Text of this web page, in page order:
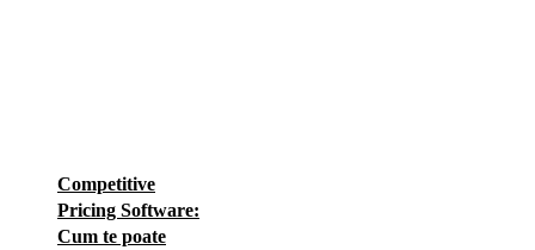
Competitive
Pricing Software:
Cum te poate